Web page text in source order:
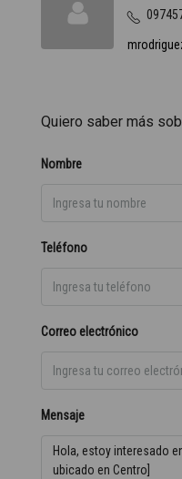
Quiero saber más
Nombre
Teléfono
Correo electrónico
Mensaje